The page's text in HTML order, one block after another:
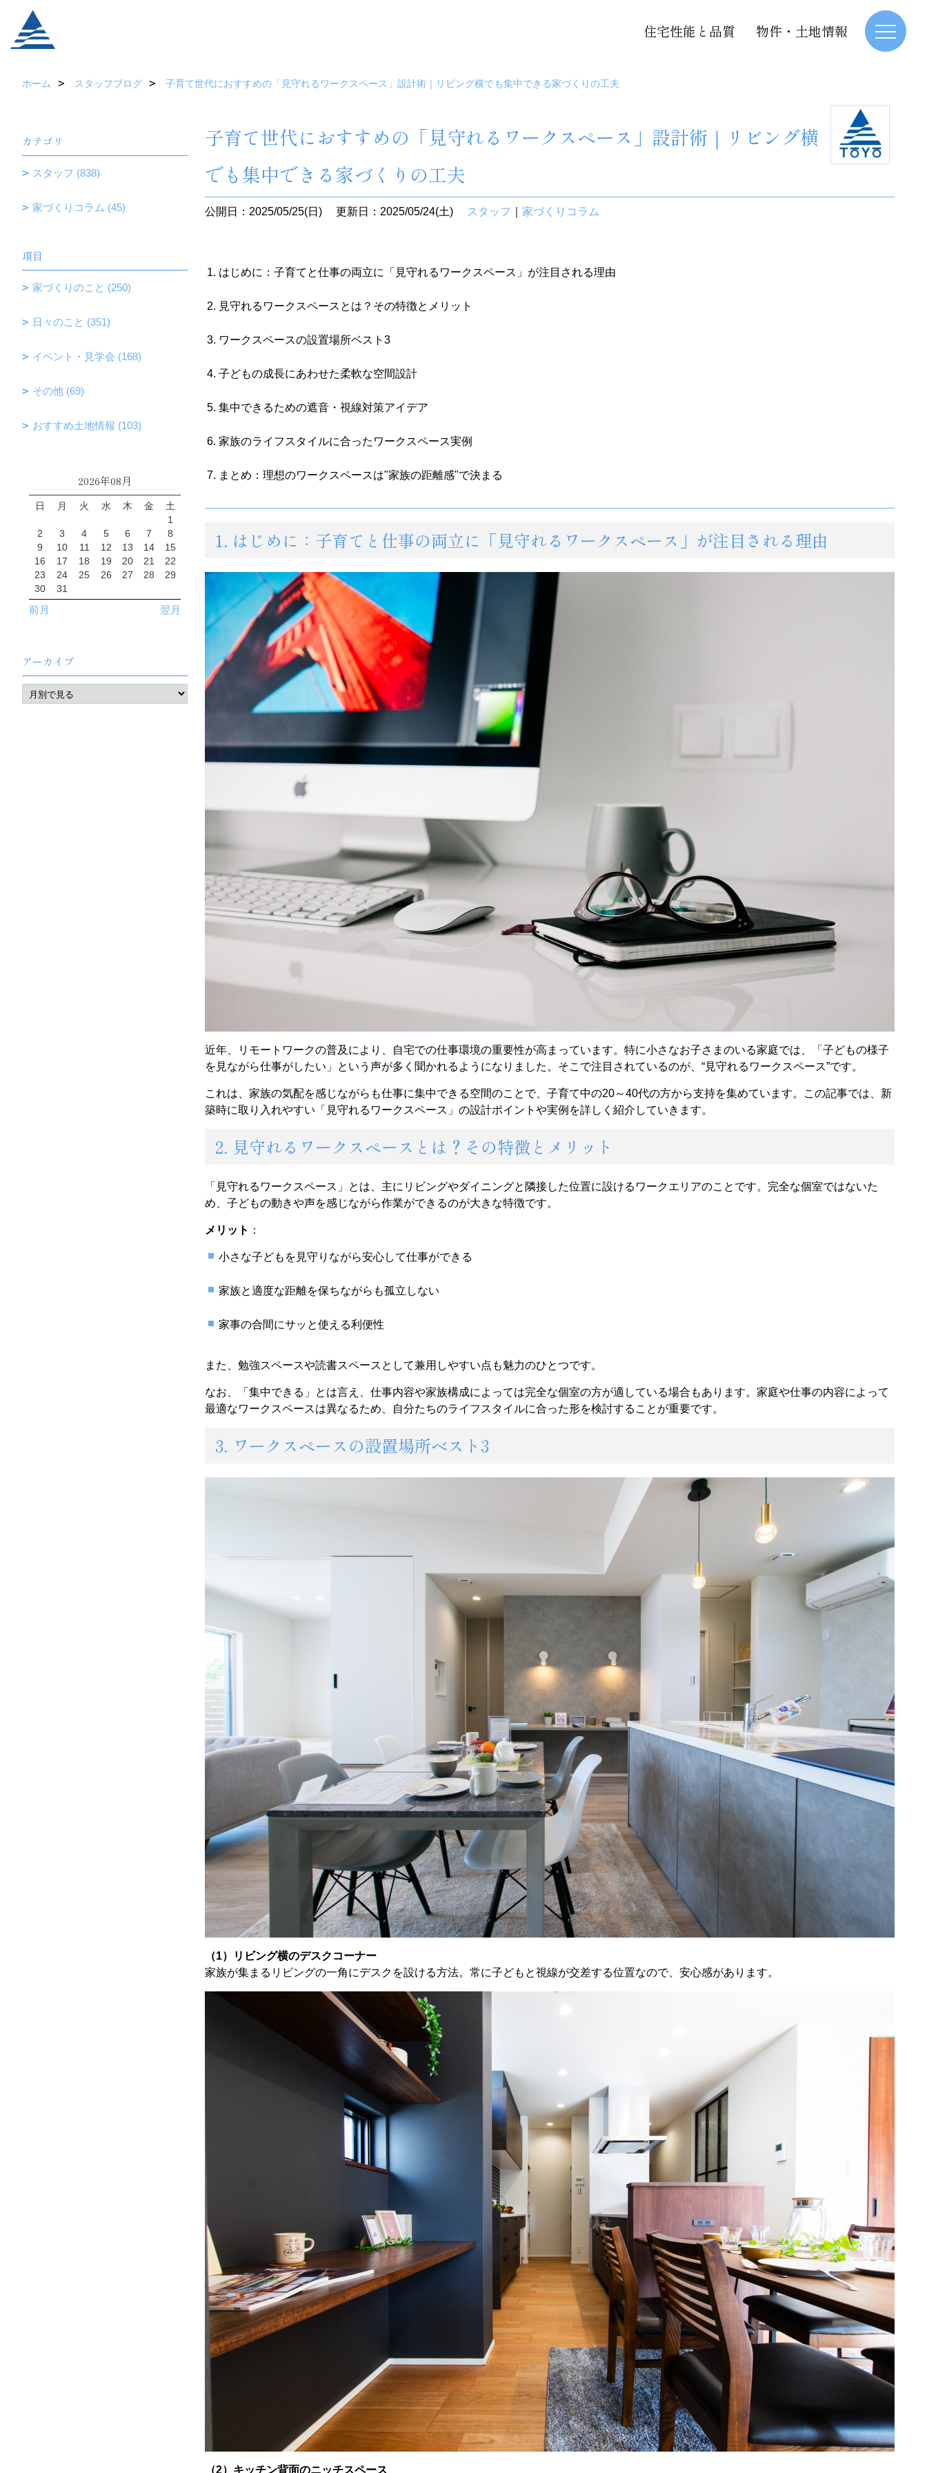
住宅性能と品質 物件・土地情報
ホーム スタッフブログ 子育て世代におすすめの「見守れるワークスペース」設計術｜リビング横でも集中できる家づくりの工夫
子育て世代におすすめの「見守れるワークスペース」設計術｜リビング横
でも集中できる家づくりの工夫
公開日：2025/05/25(日) 更新日：2025/05/24(土) スタッフ 家づくりコラム
はじめに：子育てと仕事の両立に「見守れるワークスペース」が注目される理由
見守れるワークスペースとは？その特徴とメリット
ワークスペースの設置場所ベスト3
子どもの成長にあわせた柔軟な空間設計
集中できるための遮音・視線対策アイデア
家族のライフスタイルに合ったワークスペース実例
まとめ：理想のワークスペースは"家族の距離感"で決まる
1. はじめに：子育てと仕事の両立に「見守れるワークスペース」が注目される理由
近年、リモートワークの普及により、自宅での仕事環境の重要性が高まっています。特に小さなお子さまのいる家庭では、「子どもの様子
を見ながら仕事がしたい」という声が多く聞かれるようになりました。そこで注目されているのが、“見守れるワークスペース”です。
これは、家族の気配を感じながらも仕事に集中できる空間のことで、子育て中の20～40代の方から支持を集めています。この記事では、新
築時に取り入れやすい「見守れるワークスペース」の設計ポイントや実例を詳しく紹介していきます。
2. 見守れるワークスペースとは？その特徴とメリット
「見守れるワークスペース」とは、主にリビングやダイニングと隣接した位置に設けるワークエリアのことです。完全な個室ではないた
め、子どもの動きや声を感じながら作業ができるのが大きな特徴です。
メリット ：
小さな子どもを見守りながら安心して仕事ができる
家族と適度な距離を保ちながらも孤立しない
家事の合間にサッと使える利便性
また、勉強スペースや読書スペースとして兼用しやすい点も魅力のひとつです。
なお、「集中できる」とは言え、仕事内容や家族構成によっては完全な個室の方が適している場合もあります。家庭や仕事の内容によって
最適なワークスペースは異なるため、自分たちのライフスタイルに合った形を検討することが重要です。
3. ワークスペースの設置場所ベスト3
（1）リビング横のデスクコーナー
家族が集まるリビングの一角にデスクを設ける方法。常に子どもと視線が交差する位置なので、安心感があります。
（2）キッチン背面のニッチスペース
カテゴリ
スタッフ (838)
家づくりコラム (45)
項目
家づくりのこと (250)
日々のこと (351)
イベント・見学会 (168)
その他 (69)
おすすめ土地情報 (103)
2026年08月
日 月 火 水 木 金
土
1
2
3 4 5 6 7
8
9
10 11 12 13 14
15
16
17 18 19 20 21
22
23
24 25 26 27 28
29
30
31
前月 翌月
アーカイブ